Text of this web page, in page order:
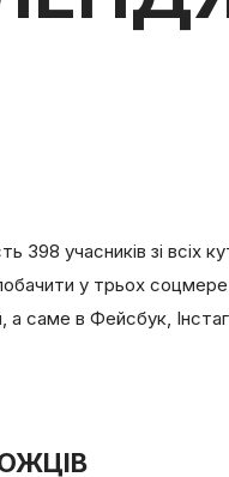
398 учасників зі всіх
у трьох
саме в Фейсбук,